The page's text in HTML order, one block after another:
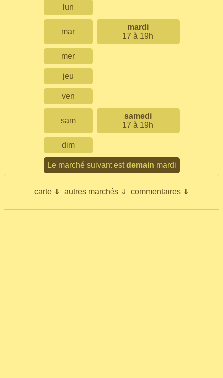
lun
mar
mardi
17 à 19h
mer
jeu
ven
sam
samedi
17 à 19h
dim
Le marché suivant estdemain mardi
carte ⇓ autres marchés ⇓ commentaires ⇓